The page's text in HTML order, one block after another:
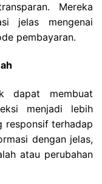
Mereka
jelas mengenai
pembayaran.
dapat membuat
menjadi lebih
responsif terhadap
dengan jelas,
atau perubahan